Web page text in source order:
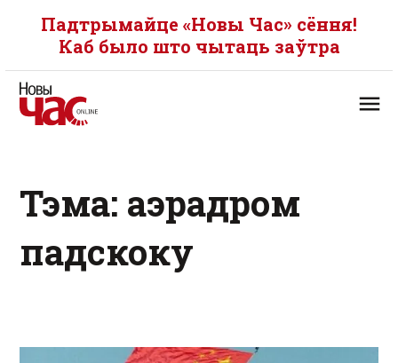
Падтрымайце «Новы Час» сёння!
Каб было што чытаць заўтра
Тэма: аэрадром
падскоку